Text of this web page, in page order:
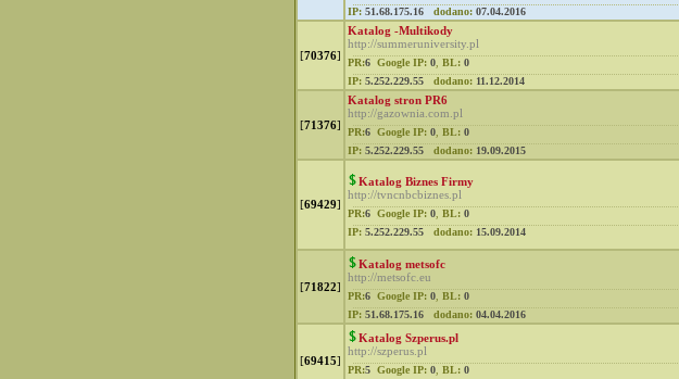
IP: 51.68.175.16 dodano: 07.04.2016
[70376]
Katalog -Multikody
http://summeruniversity.pl
PR:6 Google IP: 0 BL: 0
IP: 5.252.229.55 dodano: 11.12.2014
[71376]
Katalog stron PR6
http://gazownia.com.pl
PR:6 Google IP: 0 BL: 0
IP: 5.252.229.55 dodano: 19.09.2015
[69429]
Katalog Biznes Firmy
http://tvncnbcbiznes.pl
PR:6 Google IP: 0 BL: 0
IP: 5.252.229.55 dodano: 15.09.2014
[71822]
Katalog metsofc
http://metsofc.eu
PR:6 Google IP: 0 BL: 0
IP: 51.68.175.16 dodano: 04.04.2016
[69415]
Katalog Szperus.pl
http://szperus.pl
PR:5 Google IP: 0 BL: 0